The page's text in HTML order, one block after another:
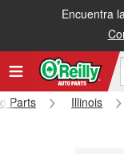
Encuentra
Recibe tu orden
Parts Illinois